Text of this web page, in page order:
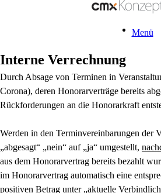
Menü
Interne Verrechnung
Durch Absage von Terminen in
Corona), deren Honorarverträge bereits
Rückforderungen an die Honorarkraft
Werden in den Terminvereinbarungen der
„abgesagt“ „nein“ auf „ja“ umgestellt,
aus dem Honorarvertrag bereits bezahlt
im Honorarvertrag automatisch eine
positiven Betrag unter „aktuelle